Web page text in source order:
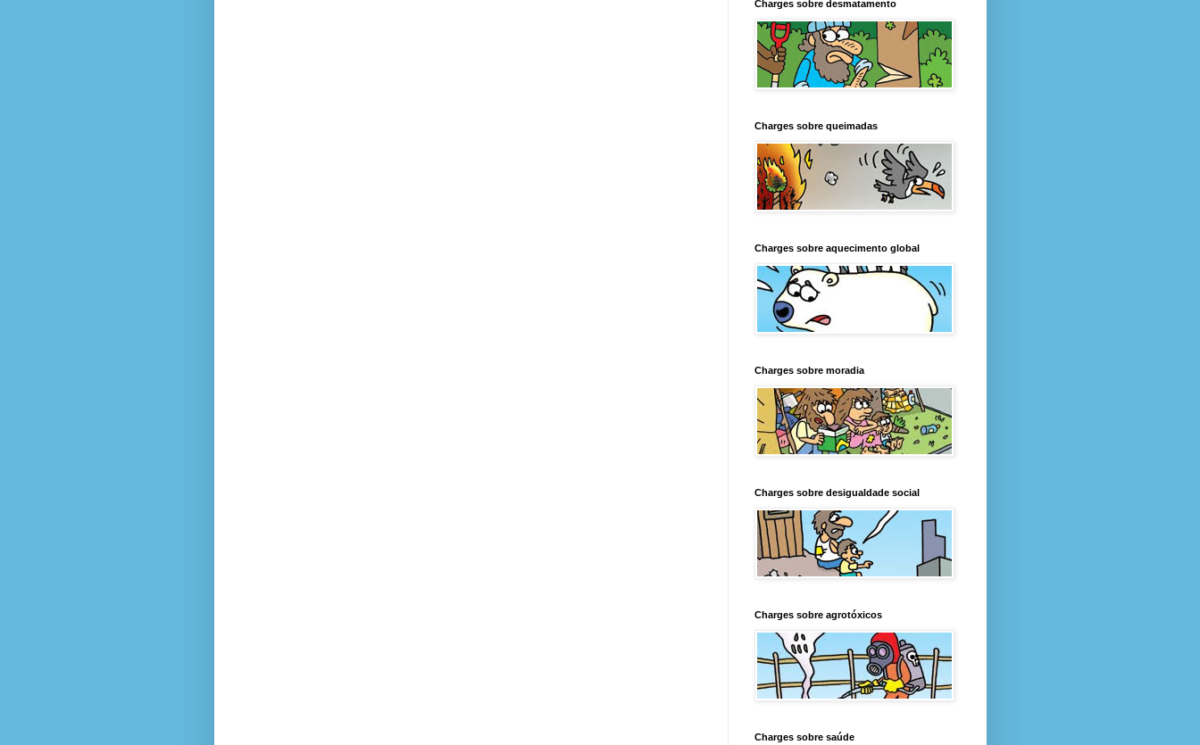
Charges sobre desmatamento
Charges sobre queimadas
Charges sobre aquecimento global
Charges sobre moradia
Charges sobre desigualdade social
Charges sobre agrotóxicos
Charges sobre saúde